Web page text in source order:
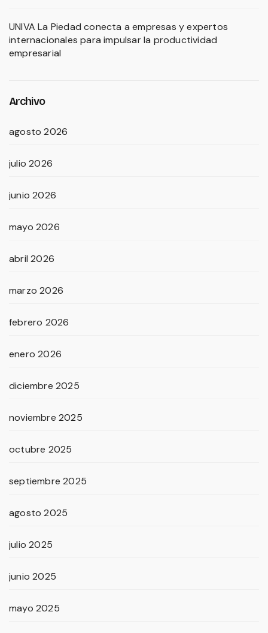
UNIVA La Piedad conecta a empresas y expertos
internacionales para impulsar la productividad
empresarial
Archivo
agosto 2026
julio 2026
junio 2026
mayo 2026
abril 2026
marzo 2026
febrero 2026
enero 2026
diciembre 2025
noviembre 2025
octubre 2025
septiembre 2025
agosto 2025
julio 2025
junio 2025
mayo 2025